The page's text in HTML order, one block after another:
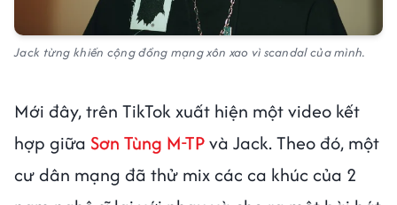
Jack từng khiến cộng đồng mạng xôn xao vì scandal của mình.
Mới đây, trên TikTok xuất hiện một video kết
hợp giữa Sơn Tùng M-TPvà Jack. Theo đó, một
cư dân mạng đã thử mix các ca khúc của 2